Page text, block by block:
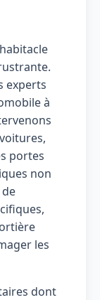
experts
à
portes
non
les
dont